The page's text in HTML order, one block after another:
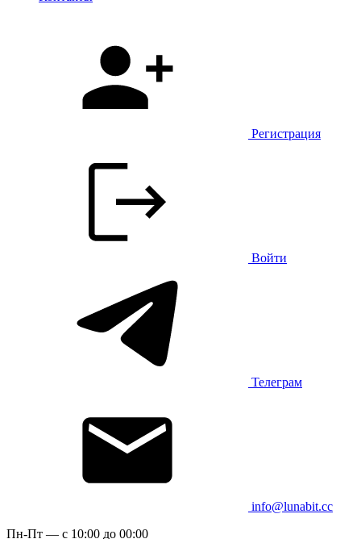
Регистрация
Войти
Телеграм
info@lunabit.cc
Пн-Пт — c 10:00 до 00:00